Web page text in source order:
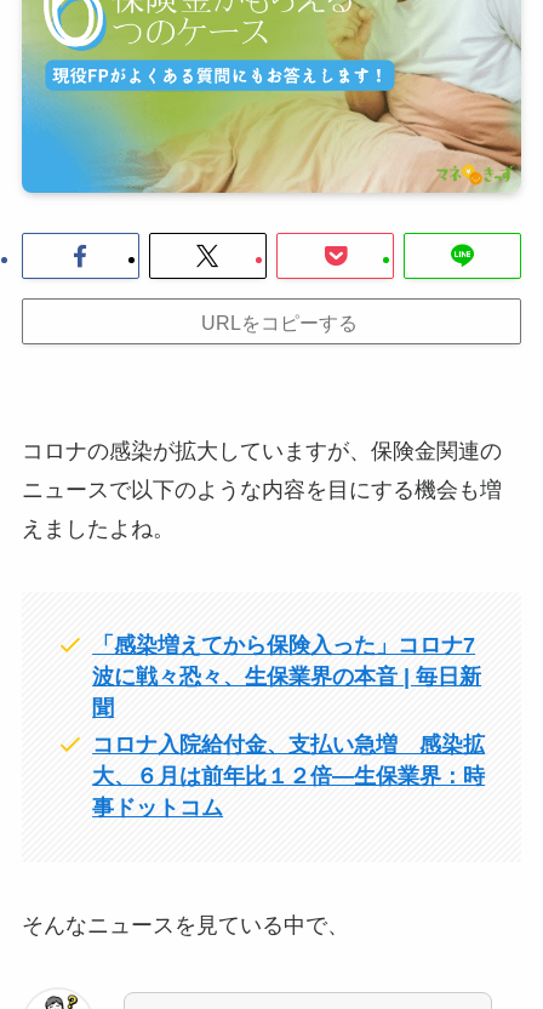
URLをコピーする
コロナの感染が拡大していますが、保険金関連の
ニュースで以下のような内容を目にする機会も増
えましたよね。
「感染増えてから保険入った」コロナ7
波に戦々恐々、生保業界の本音 | 毎日新
聞
コロナ入院給付金、支払い急増 感染拡
大、６月は前年比１２倍―生保業界：時
事ドットコム
そんなニュースを見ている中で、